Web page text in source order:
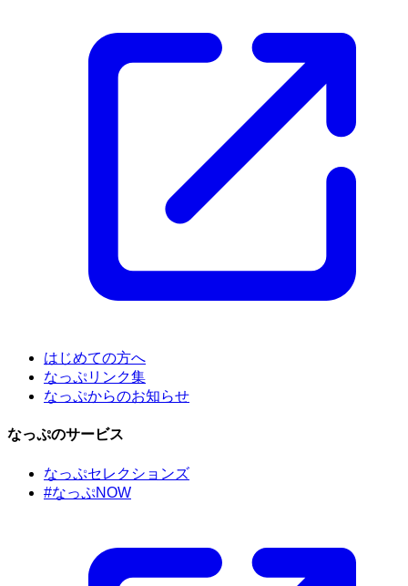
はじめての方へ
なっぷリンク集
なっぷからのお知らせ
なっぷのサービス
なっぷセレクションズ
#なっぷNOW